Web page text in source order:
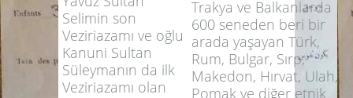
Selimin son
Veziriazamı ve oğlu
Kanuni Sultan
Süleymanın da ilk
Veziriazamı olan
Trakya ve Balkanlarda
600 seneden beri bir
arada yaşayan Türk,
Rum, Bulgar, Sırp,
Makedon, Hırvat, Ulah,
Pomak ve diğer etnik